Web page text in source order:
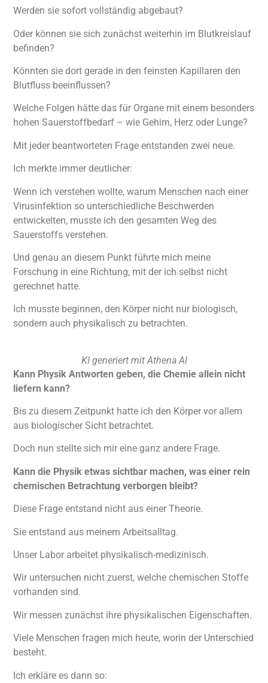
Werden sie sofort vollständig abgebaut?
Oder können sie sich zunächst weiterhin im Blutkreislauf
befinden?
Könnten sie dort gerade in den feinsten Kapillaren den
Blutfluss beeinflussen?
Welche Folgen hätte das für Organe mit einem besonders
hohen Sauerstoffbedarf – wie Gehirn, Herz oder Lunge?
Mit jeder beantworteten Frage entstanden zwei neue.
Ich merkte immer deutlicher:
Wenn ich verstehen wollte, warum Menschen nach einer
Virusinfektion so unterschiedliche Beschwerden
entwickelten, musste ich den gesamten Weg des
Sauerstoffs verstehen.
Und genau an diesem Punkt führte mich meine
Forschung in eine Richtung, mit der ich selbst nicht
gerechnet hatte.
Ich musste beginnen, den Körper nicht nur biologisch,
sondern auch physikalisch zu betrachten.
KI generiert mit Athena AI
Kann Physik Antworten geben, die Chemie allein nicht
liefern kann?
Bis zu diesem Zeitpunkt hatte ich den Körper vor allem
aus biologischer Sicht betrachtet.
Doch nun stellte sich mir eine ganz andere Frage.
Kann die Physik etwas sichtbar machen, was einer rein
chemischen Betrachtung verborgen bleibt?
Diese Frage entstand nicht aus einer Theorie.
Sie entstand aus meinem Arbeitsalltag.
Unser Labor arbeitet physikalisch-medizinisch.
Wir untersuchen nicht zuerst, welche chemischen Stoffe
vorhanden sind.
Wir messen zunächst ihre physikalischen Eigenschaften.
Viele Menschen fragen mich heute, worin der Unterschied
besteht.
Ich erkläre es dann so: